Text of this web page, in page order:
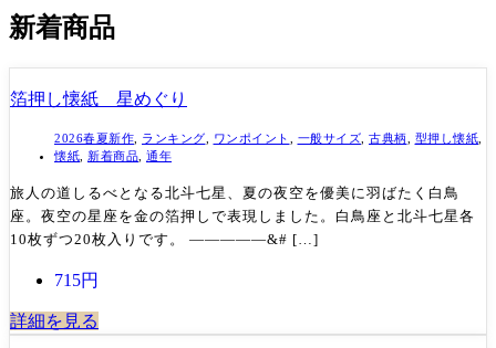
新着商品
箔押し懐紙 星めぐり
2026春夏新作 ランキング ワンポイント 一般サイズ 古典柄 型押し懐紙
懐紙
新着商品 通年
旅人の道しるべとなる北斗七星、夏の夜空を優美に羽ばたく白鳥
座。夜空の星座を金の箔押しで表現しました。白鳥座と北斗七星各
10枚ずつ20枚入りです。 —————&# […]
715円
詳細を見る